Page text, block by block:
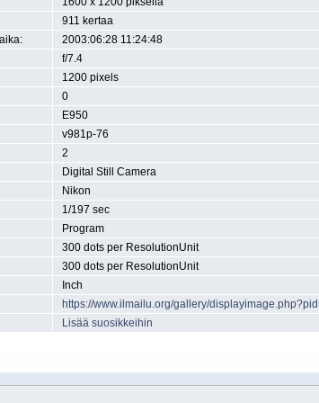
911 kertaa
2003:06:28 11:24:48
f/7.4
1200 pixels
0
E950
v981p-76
2
Digital Still Camera
Nikon
1/197 sec
Program
300 dots per ResolutionUnit
300 dots per ResolutionUnit
Inch
https://www.ilmailu.org/gallery/
Lisää suosikkeihin